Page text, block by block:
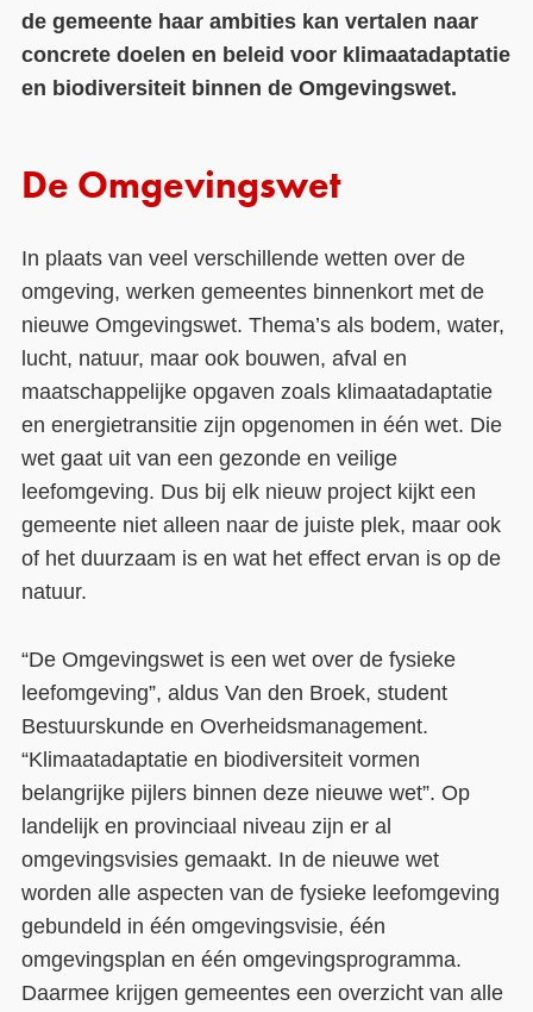
de gemeente haar ambities kan vertalen naar
concrete doelen en beleid voor klimaatadaptatie
en biodiversiteit binnen de Omgevingswet.
De Omgevingswet
In plaats van veel verschillende wetten over de
omgeving, werken gemeentes binnenkort met de
nieuwe Omgevingswet. Thema’s als bodem, water,
lucht, natuur, maar ook bouwen, afval en
maatschappelijke opgaven zoals klimaatadaptatie
en energietransitie zijn opgenomen in één wet. Die
wet gaat uit van een gezonde en veilige
leefomgeving. Dus bij elk nieuw project kijkt een
gemeente niet alleen naar de juiste plek, maar ook
of het duurzaam is en wat het effect ervan is op de
natuur.
“De Omgevingswet is een wet over de fysieke
leefomgeving”, aldus Van den Broek, student
Bestuurskunde en Overheidsmanagement.
“Klimaatadaptatie en biodiversiteit vormen
belangrijke pijlers binnen deze nieuwe wet”. Op
landelijk en provinciaal niveau zijn er al
omgevingsvisies gemaakt. In de nieuwe wet
worden alle aspecten van de fysieke leefomgeving
gebundeld in één omgevingsvisie, één
omgevingsplan en één omgevingsprogramma.
Daarmee krijgen gemeentes een overzicht van alle